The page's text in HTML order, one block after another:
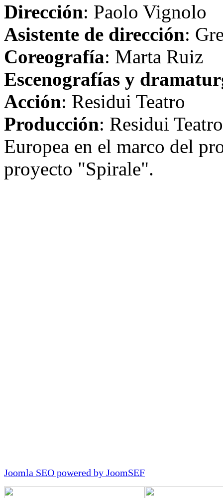
Dirección: Paolo Vignolo
Asistente de dirección:
Coreografía: Marta Ruiz
Escenografías y
Acción: Residui Teatro
Producción: Residui
Europea en el marco del
proyecto "Spirale".
Joomla SEO powered by JoomSEF